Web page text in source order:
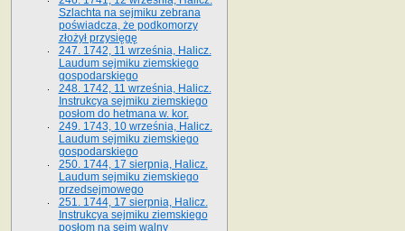
Szlachta na sejmiku zebrana
poświadcza, że podkomorzy
złożył przysięgę
247. 1742, 11 września, Halicz.
Laudum sejmiku ziemskiego
gospodarskiego
248. 1742, 11 września, Halicz.
Instrukcya sejmiku ziemskiego
posłom do hetmana w. kor.
249. 1743, 10 września, Halicz.
Laudum sejmiku ziemskiego
gospodarskiego
250. 1744, 17 sierpnia, Halicz.
Laudum sejmiku ziemskiego
przedsejmowego
251. 1744, 17 sierpnia, Halicz.
Instrukcya sejmiku ziemskiego
posłom na sejm walny